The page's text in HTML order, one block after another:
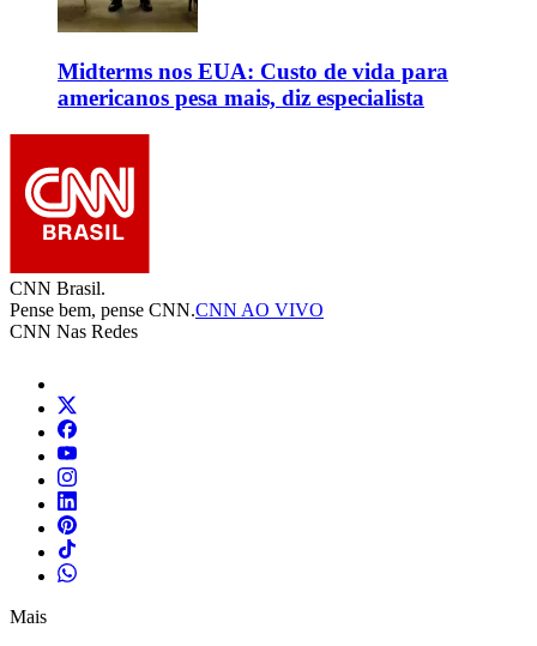
Midterms nos EUA: Custo de vida para
americanos pesa mais, diz especialista
CNN Brasil.
Pense bem, pense CNN.CNN AO VIVO
CNN Nas Redes
Mais